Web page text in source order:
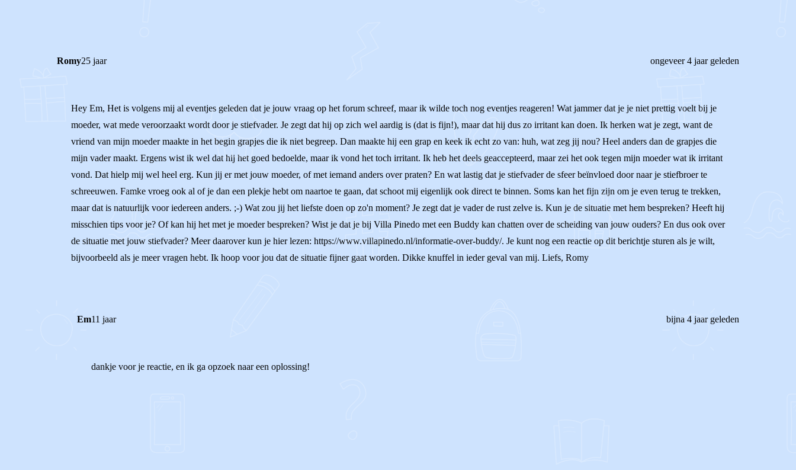
Romy25 jaar ongeveer 4 jaar geleden
Hey Em, Het is volgens mij al eventjes geleden dat je jouw vraag op het forum schreef, maar ik wilde toch nog eventjes reageren! Wat jammer dat je je niet prettig voelt bij je
moeder, wat mede veroorzaakt wordt door je stiefvader. Je zegt dat hij op zich wel aardig is (dat is fijn!), maar dat hij dus zo irritant kan doen. Ik herken wat je zegt, want de
vriend van mijn moeder maakte in het begin grapjes die ik niet begreep. Dan maakte hij een grap en keek ik echt zo van: huh, wat zeg jij nou? Heel anders dan de grapjes die
mijn vader maakt. Ergens wist ik wel dat hij het goed bedoelde, maar ik vond het toch irritant. Ik heb het deels geaccepteerd, maar zei het ook tegen mijn moeder wat ik irritant
vond. Dat hielp mij wel heel erg. Kun jij er met jouw moeder, of met iemand anders over praten? En wat lastig dat je stiefvader de sfeer beïnvloed door naar je stiefbroer te
schreeuwen. Famke vroeg ook al of je dan een plekje hebt om naartoe te gaan, dat schoot mij eigenlijk ook direct te binnen. Soms kan het fijn zijn om je even terug te trekken,
maar dat is natuurlijk voor iedereen anders. ;-) Wat zou jij het liefste doen op zo'n moment? Je zegt dat je vader de rust zelve is. Kun je de situatie met hem bespreken? Heeft hij
misschien tips voor je? Of kan hij het met je moeder bespreken? Wist je dat je bij Villa Pinedo met een Buddy kan chatten over de scheiding van jouw ouders? En dus ook over
de situatie met jouw stiefvader? Meer daarover kun je hier lezen: https://www.villapinedo.nl/informatie-over-buddy/. Je kunt nog een reactie op dit berichtje sturen als je wilt,
bijvoorbeeld als je meer vragen hebt. Ik hoop voor jou dat de situatie fijner gaat worden. Dikke knuffel in ieder geval van mij. Liefs, Romy
Em11 jaar bijna 4 jaar geleden
dankje voor je reactie, en ik ga opzoek naar een oplossing!